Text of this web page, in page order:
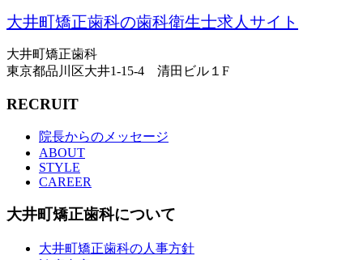
大井町矯正歯科の歯科衛生士求人サイト
大井町矯正歯科
東京都品川区大井1-15-4 清田ビル１F
RECRUIT
院長からのメッセージ
ABOUT
STYLE
CAREER
大井町矯正歯科について
大井町矯正歯科の人事方針